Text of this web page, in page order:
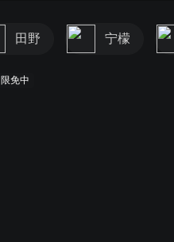
田野 宁檬
限免中